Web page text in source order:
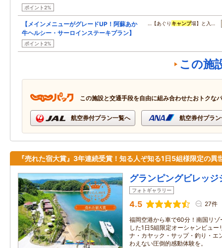
ポイント2%
【メインメニューがグレードUP！阿蘇あか
牛ヘルシー・サーロインステーキプラン】
ポイント2%
…【あぐり キャンプ場】と入…
この施
この施設と交通手段を自由に組み合わせたおトクな
航空券付プラン一覧へ 航空券付プラ
『売れた宿大賞』3年連続受賞！知る人ぞ知る1日5組様限定の異
グランピングビレッジ
フォトギャラリー
4.5 27件
福岡空港から車で60分！南国リゾ
した1日5組限定オーシャンビュ
ナ・カヤック・サップ・釣り・エ
わえない圧倒的感動体験を。